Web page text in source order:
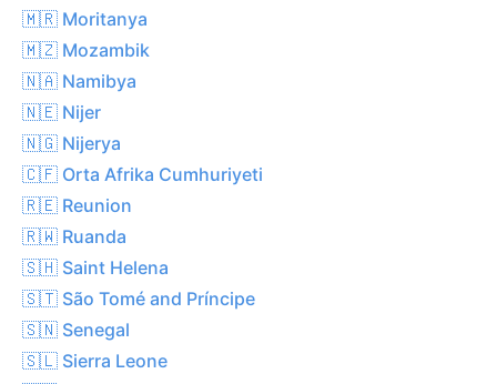
🇲🇷 Moritanya
🇲🇿 Mozambik
🇳🇦 Namibya
🇳🇪 Nijer
🇳🇬 Nijerya
🇨🇫 Orta Afrika Cumhuriyeti
🇷🇪 Reunion
🇷🇼 Ruanda
🇸🇭 Saint Helena
🇸🇹 São Tomé and Príncipe
🇸🇳 Senegal
🇸🇱 Sierra Leone